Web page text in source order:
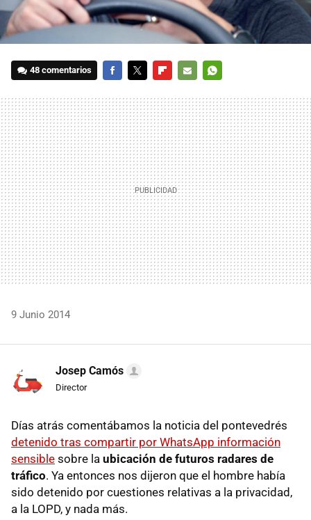
48 comentarios
MAIL
9 Junio 2014
Josep Camós
Director
Días atrás comentábamos la noticia del pontevedrés
detenido tras compartir por WhatsApp información
sensible sobre la ubicación de futuros radares de
tráfico. Ya entonces nos dijeron que el hombre había
sido detenido por cuestiones relativas a la privacidad,
a la LOPD, y nada más.